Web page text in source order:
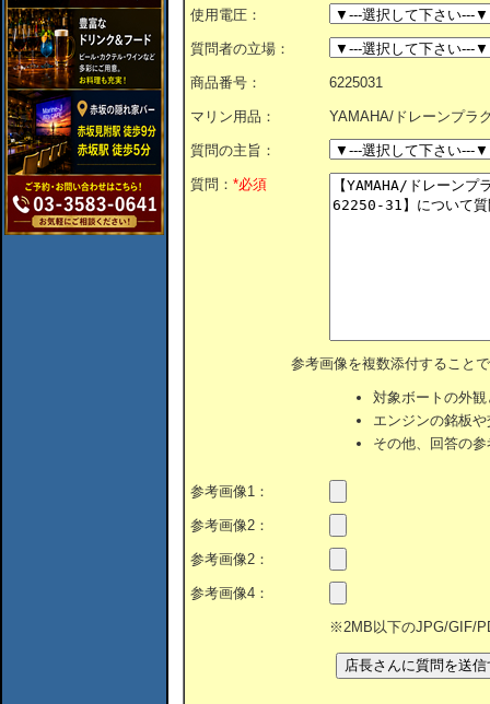
使用電圧：
質問者の立場：
商品番号： 6225031
マリン用品： YAMAHA/ドレーンプラ
質問の主旨：
質問： *必須
参考画像を複数添付すること
対象ボートの外
エンジンの銘板
その他、回答の
参考画像1：
参考画像2：
参考画像2：
参考画像4：
※2MB以下のJPG/GIF/